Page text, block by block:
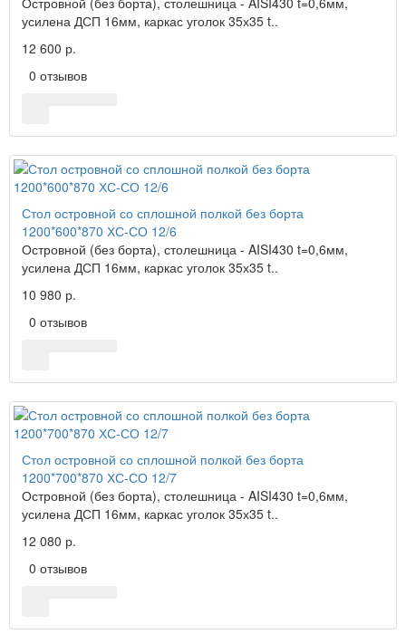
усилена ДСП 16мм, каркас уголок 35х35 t..
12 600 р.
0 отзывов
Стол островной со сплошной полкой без борта
1200*600*870 ХС-СО 12/6
Островной (без борта), столешница - AISI430 t=0,6мм,
усилена ДСП 16мм, каркас уголок 35х35 t..
10 980 р.
0 отзывов
Стол островной со сплошной полкой без борта
1200*700*870 ХС-СО 12/7
Островной (без борта), столешница - AISI430 t=0,6мм,
усилена ДСП 16мм, каркас уголок 35х35 t..
12 080 р.
0 отзывов